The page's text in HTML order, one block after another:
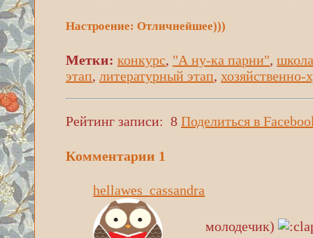
Настроение: Отличнейшее)))
Метки: конкурс, "А ну-ка парни",
этап,литературный этап,хозяйственно-
Рейтинг записи: 8 Поделиться в
Комментарии 1
hellawes_cassandra
молодечик)